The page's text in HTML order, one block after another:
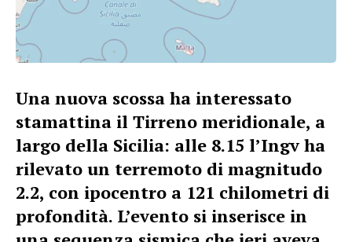
Una nuova scossa ha interessato
stamattina il Tirreno meridionale, a
largo della Sicilia: alle 8.15 l’Ingv ha
rilevato un terremoto di magnitudo
2.2, con ipocentro a 121 chilometri di
profondità. L’evento si inserisce in